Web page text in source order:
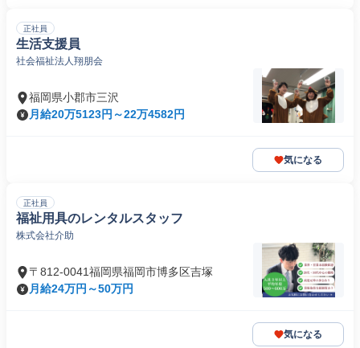
正社員
生活支援員
社会福祉法人翔朋会
福岡県小郡市三沢
月給20万5123円～22万4582円
気になる
正社員
福祉用具のレンタルスタッフ
株式会社介助
〒812-0041福岡県福岡市博多区吉塚
月給24万円～50万円
気になる